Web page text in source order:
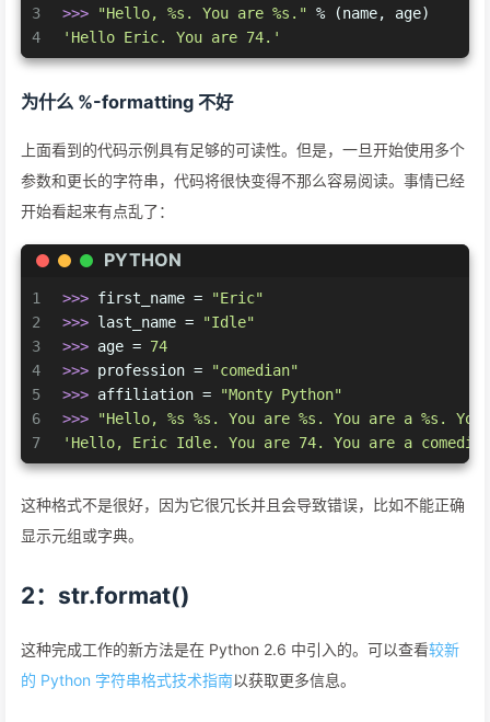
3
4
>>>
"Hello, %s. You are %s." % (name, age)
'Hello Eric. You are 74.'
为什么 %-formatting 不好
上面看到的代码示例具有足够的可读性。但是，一旦开始使用多个
参数和更长的字符串，代码将很快变得不那么容易阅读。事情已经
开始看起来有点乱了：
PYTHON
1
2
3
4
5
6
7
>>> first_name =
"Eric"
>>> last_name =
"Idle"
>>> age = 74
>>> profession =
"comedian"
>>> affiliation =
"Monty Python"
>>>
"Hello, %s %s. You are %s. You are a %s. You
'Hello, Eric Idle. You are 74. You are a
这种格式不是很好，因为它很冗长并且会导致错误，比如不能正确
显示元组或字典。
2：str.format()
这种完成工作的新方法是在 Python 2.6 中引入的。可以查看较新
的 Python 字符串格式技术指南以获取更多信息。